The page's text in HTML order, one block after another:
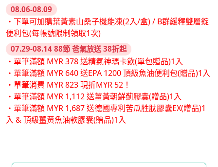
08.06-08.09
・下單可加購葉黃素山桑子機能凍(2入/盒) / B群緩釋雙層錠
便利包(每帳號限制領取1次)
07.29-08.14 88節 爸氣放送 38折起
・單筆滿額 MYR 378 送精氣神瑪卡飲(單包贈品)1入
・單筆滿額 MYR 640 送EPA 1200 頂級魚油便利包(贈品)1入
・單筆消費 MYR 823 現折MYR 52！
・單筆滿額 MYR 1,112 送薑黃朝鮮薊膠囊(贈品)1入
・單筆滿額 MYR 1,687 送德國專利苦瓜胜肽膠囊EX(贈品)1
入 & 頂級薑黃魚油軟膠囊(贈品)1入